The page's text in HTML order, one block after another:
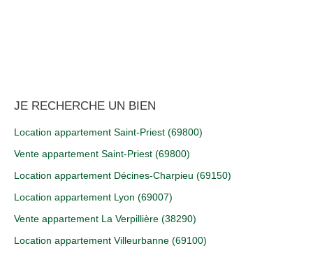
JE RECHERCHE UN BIEN
Location appartement Saint-Priest (69800)
Vente appartement Saint-Priest (69800)
Location appartement Décines-Charpieu (69150)
Location appartement Lyon (69007)
Vente appartement La Verpillière (38290)
Location appartement Villeurbanne (69100)